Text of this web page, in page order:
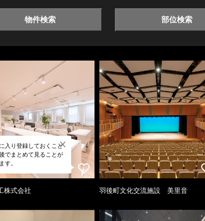
物件検索 部位検索
入り登録しておくこと
でまとめて見ることが
す。
株式会社 羽後町文化交流施設 美里音